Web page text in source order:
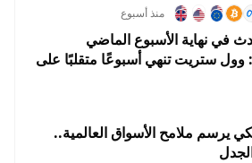
منذ أسبوع
في نهاية الأسبوع الماضي
وماينتظرنا اليوم 3/8: وول ستريت تنهي أسبوعًا متقلبًا على
يرسم ملامح الأسواق العالمية..